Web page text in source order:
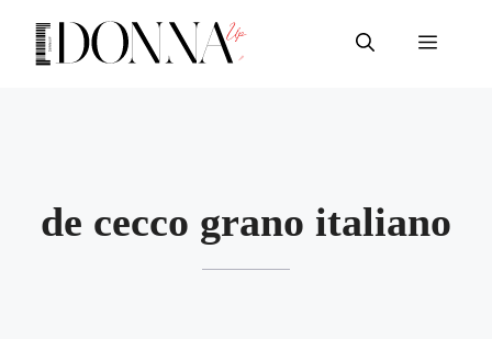
contenuto
Menu
de cecco grano italiano